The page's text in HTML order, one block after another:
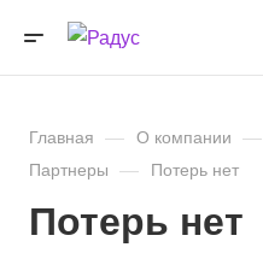
Главная — О компании —
Партнеры — Потерь нет
Потерь нет